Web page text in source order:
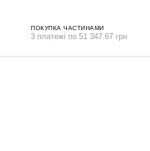
ПОКУПКА ЧАСТИНАМИ
3 платежі по 51 347.67 грн